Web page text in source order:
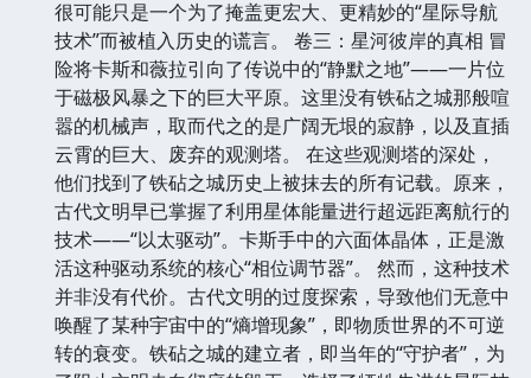
很可能只是一个为了掩盖更宏大、更精妙的“星际导航
技术”而被植入历史的谎言。 卷三：星河彼岸的真相 冒
险将卡斯和薇拉引向了传说中的“静默之地”——一片位
于磁极风暴之下的巨大平原。这里没有铁砧之城那般喧
嚣的机械声，取而代之的是广阔无垠的寂静，以及直插
云霄的巨大、废弃的观测塔。 在这些观测塔的深处，
他们找到了铁砧之城历史上被抹去的所有记载。原来，
古代文明早已掌握了利用星体能量进行超远距离航行的
技术——“以太驱动”。卡斯手中的六面体晶体，正是激
活这种驱动系统的核心“相位调节器”。 然而，这种技术
并非没有代价。古代文明的过度探索，导致他们无意中
唤醒了某种宇宙中的“熵增现象”，即物质世界的不可逆
转的衰变。铁砧之城的建立者，即当年的“守护者”，为